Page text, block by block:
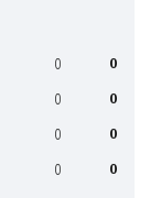
0 0
0 0
0 0
0 0